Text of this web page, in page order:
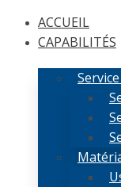
ACCUEIL
CAPABILITÉS